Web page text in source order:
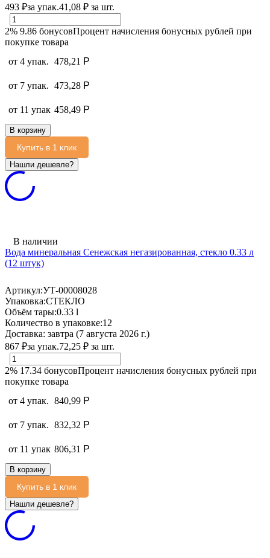
493 ₽за упак.41,08 ₽ за шт.
2% 9.86 бонусовПроцент начисления бонусных рублей при
покупке товара
от 4 упак. 478,21 Р
от 7 упак. 473,28 Р
от 11 упак 458,49 Р
В корзину
Купить в 1 клик
В наличии
Вода минеральная Сенежская негазированная, стекло 0.33 л
(12 штук)
Артикул:УТ-00008028
Упаковка:СТЕКЛО
Объём тары:0.33 l
Количество в упаковке:12
Доставка: завтра (7 августа 2026 г.)
867 ₽за упак.72,25 ₽ за шт.
2% 17.34 бонусовПроцент начисления бонусных рублей при
покупке товара
от 4 упак. 840,99 Р
от 7 упак. 832,32 Р
от 11 упак 806,31 Р
В корзину
Купить в 1 клик